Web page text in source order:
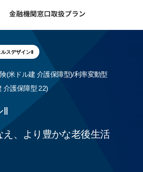
ルスデザインⅡ
(米ドル建 介護保障型)/利率変動型
介護保障型 22)
、より豊かな老後生活